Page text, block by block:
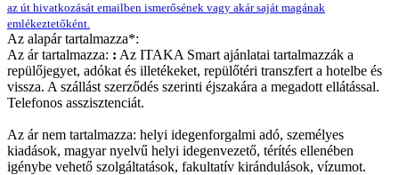
az út hivatkozását emailben ismerősének vagy akár saját magának
emlékeztetőként.
Az alapár tartalmazza*:
Az ár tartalmazza: : Az ITAKA Smart ajánlatai tartalmazzák a
repülőjegyet, adókat és illetékeket, repülőtéri transzfert a hotelbe és
vissza. A szállást szerződés szerinti éjszakára a megadott ellátással.
Telefonos asszisztenciát.
Az ár nem tartalmazza: helyi idegenforgalmi adó, személyes
kiadások, magyar nyelvű helyi idegenvezető, térítés ellenében
igénybe vehető szolgáltatások, fakultatív kirándulások, vízumot.